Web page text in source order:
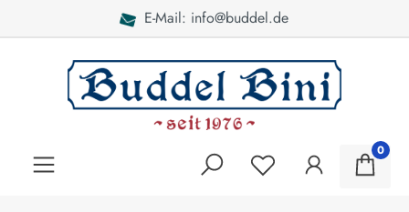
E-Mail: info@buddel.de
0